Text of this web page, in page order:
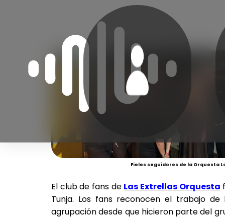
Fieles seguidores de la Orquesta
El club de fans de Las Extrellas Orquesta
Tunja. Los fans reconocen el trabajo
agrupación desde que hicieron parte del